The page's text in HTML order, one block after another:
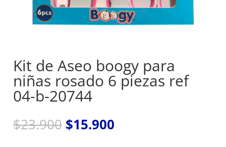
Kit de Aseo boogy para
niñas rosado 6 piezas ref
04-b-20744
$23.900 El
precio
$15.900